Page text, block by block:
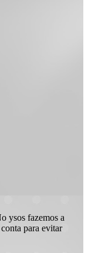
ysos fazemos a
para evitar